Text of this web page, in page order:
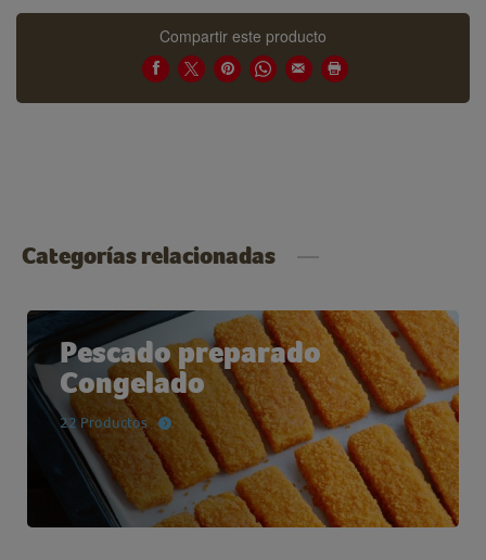
Compartir este producto
Categorías relacionadas
Pescado preparado
Congelado
22 Productos